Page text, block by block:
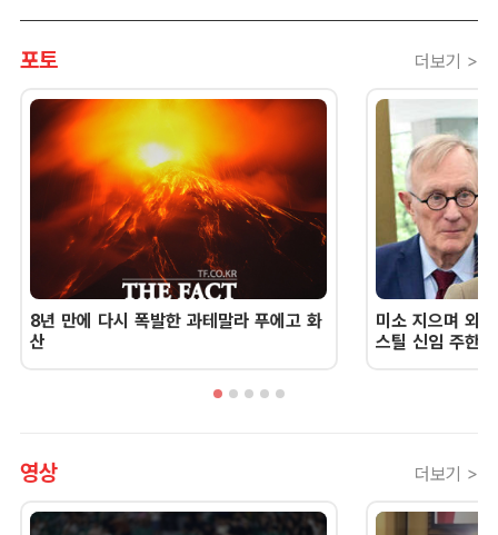
포토 더보기 >
8년 만에 다시 폭발한 과테말라 푸에고 화
산
미소 지으며 외
스틸 신임 주한
영상 더보기 >